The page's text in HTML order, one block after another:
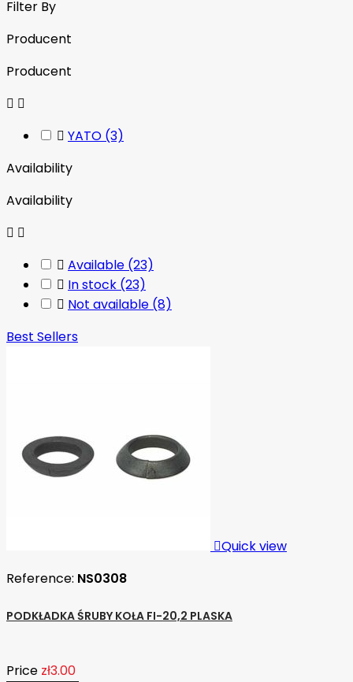
Filter By
Producent
Producent
 
 YATO (3)
Availability
Availability
 
 Available (23)
 In stock (23)
 Not available (8)
Best Sellers
Quick view
Reference: NS0308
PODKŁADKA ŚRUBY KOŁA FI-20,2 PLASKA
Price zł3.00